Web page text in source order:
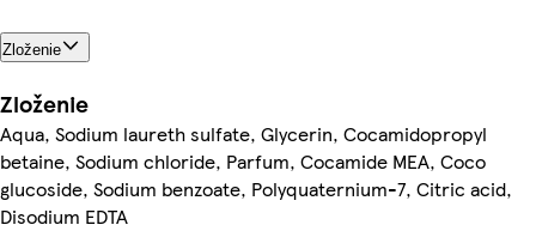
Zloženie
Zloženie
Aqua, Sodium laureth sulfate, Glycerin, Cocamidopropyl
betaine, Sodium chloride, Parfum, Cocamide MEA, Coco
glucoside, Sodium benzoate, Polyquaternium-7, Citric acid,
Disodium EDTA